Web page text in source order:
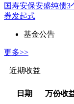
国寿安保安盛纯债3
券发起式
基金公告
更多>>
近期收益
日期 万份收